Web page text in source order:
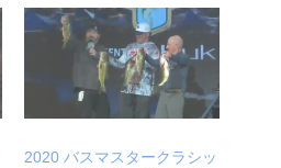
2020 バスマスタークラシッ